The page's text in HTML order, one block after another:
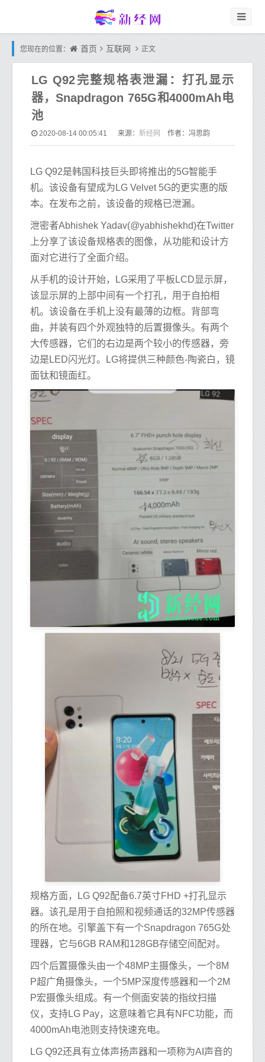
您现在的位置： 首页 互联网 正文
LG Q92完整规格表泄漏：打孔显示
器，Snapdragon 765G和4000mAh电
池
2020-08-14 00:05:41 来源： 新经网 作者：冯思韵
LG Q92是韩国科技巨头即将推出的5G智能手
机。该设备有望成为LG Velvet 5G的更实惠的版
本。在发布之前，该设备的规格已泄漏。
泄密者Abhishek Yadav(@yabhishekhd)在Twitter
上分享了该设备规格表的图像，从功能和设计方
面对它进行了全面介绍。
从手机的设计开始，LG采用了平板LCD显示屏，
该显示屏的上部中间有一个打孔，用于自拍相
机。该设备在手机上没有最薄的边框。背部弯
曲，并装有四个外观独特的后置摄像头。有两个
大传感器，它们的右边是两个较小的传感器，旁
边是LED闪光灯。LG将提供三种颜色-陶瓷白，镜
面钛和镜面红。
规格方面，LG Q92配备6.7英寸FHD +打孔显示
器。该孔是用于自拍照和视频通话的32MP传感器
的所在地。引擎盖下有一个Snapdragon 765G处
理器，它与6GB RAM和128GB存储空间配对。
四个后置摄像头由一个48MP主摄像头，一个8M
P超广角摄像头，一个5MP深度传感器和一个2M
P宏摄像头组成。有一个侧面安装的指纹扫描
仪，支持LG Pay，这意味着它具有NFC功能，而
4000mAh电池则支持快速充电。
LG Q92还具有立体声扬声器和一项称为AI声音的